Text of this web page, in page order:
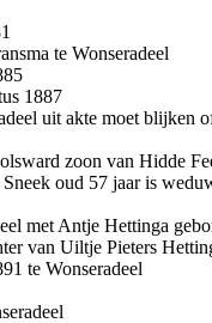
te Wonseradeel
1887
uit akte moet blijken
zoon van Hidde
oud 57 jaar is
met Antje Hettinga
van Uiltje Pieters
te Wonseradeel